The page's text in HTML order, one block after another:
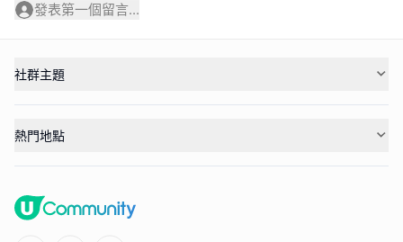
發表第一個留言...
社群主題
熱門地點